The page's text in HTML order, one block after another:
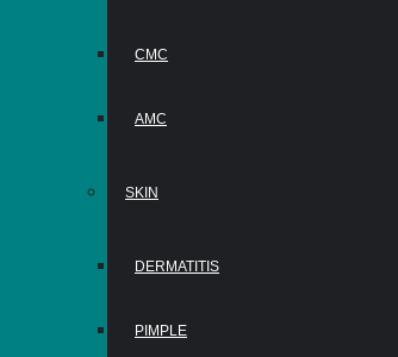
CMC
AMC
SKIN
DERMATITIS
PIMPLE